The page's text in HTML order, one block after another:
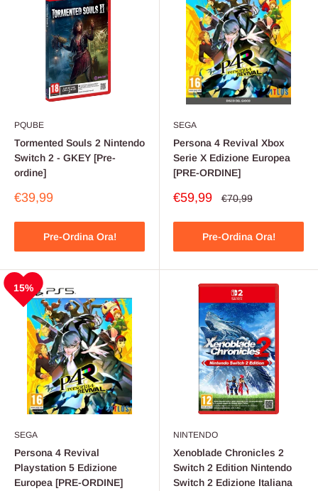
PQUBE
Tormented Souls 2 Nintendo
Switch 2 - GKEY [Pre-
ordine]
Prezzo
€39,99
Pre-Ordina Ora!
SEGA
Persona 4 Revival Xbox
Serie X Edizione Europea
[PRE-ORDINE]
Prezzo
€59,99 Prezzo
€70,99
Pre-Ordina Ora!
15%
SEGA
Persona 4 Revival
Playstation 5 Edizione
Europea [PRE-ORDINE]
NINTENDO
Xenoblade Chronicles 2
Switch 2 Edition Nintendo
Switch 2 Edizione Italiana